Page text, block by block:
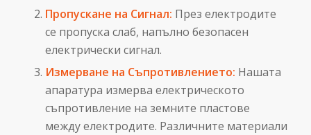
Пропускане на Сигнал: През електродите
се пропуска слаб, напълно безопасен
електрически сигнал.
Измерване на Съпротивлението: Нашата
апаратура измерва електрическото
съпротивление на земните пластове
между електродите. Различните материали